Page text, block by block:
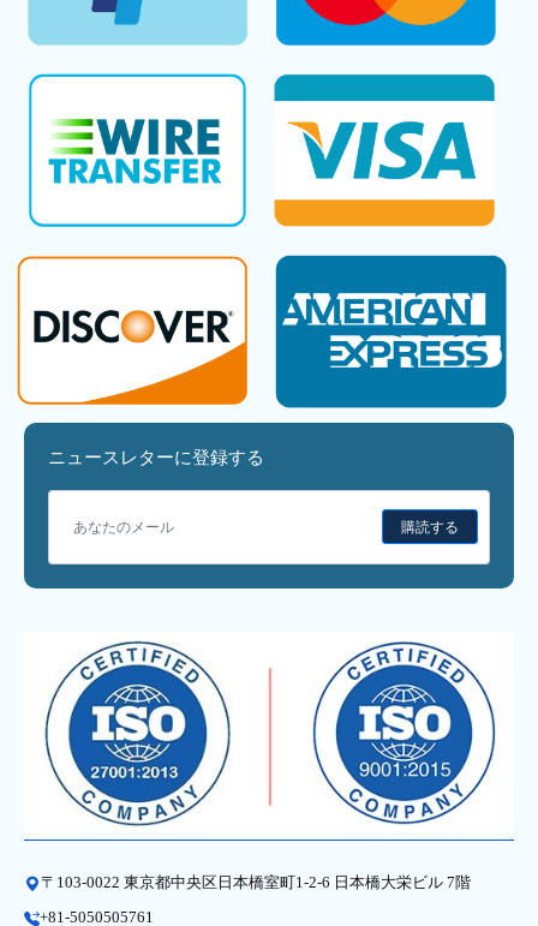
ニュースレターに登録する
購読する
〒103-0022 東京都中央区日本橋室町1-2-6 日本橋大栄ビル 7階
+81-5050505761